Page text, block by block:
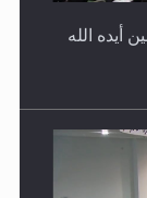
أيده الله